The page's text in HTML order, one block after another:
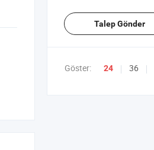
TakımlarıTalep Gönder
Göster: 24 36